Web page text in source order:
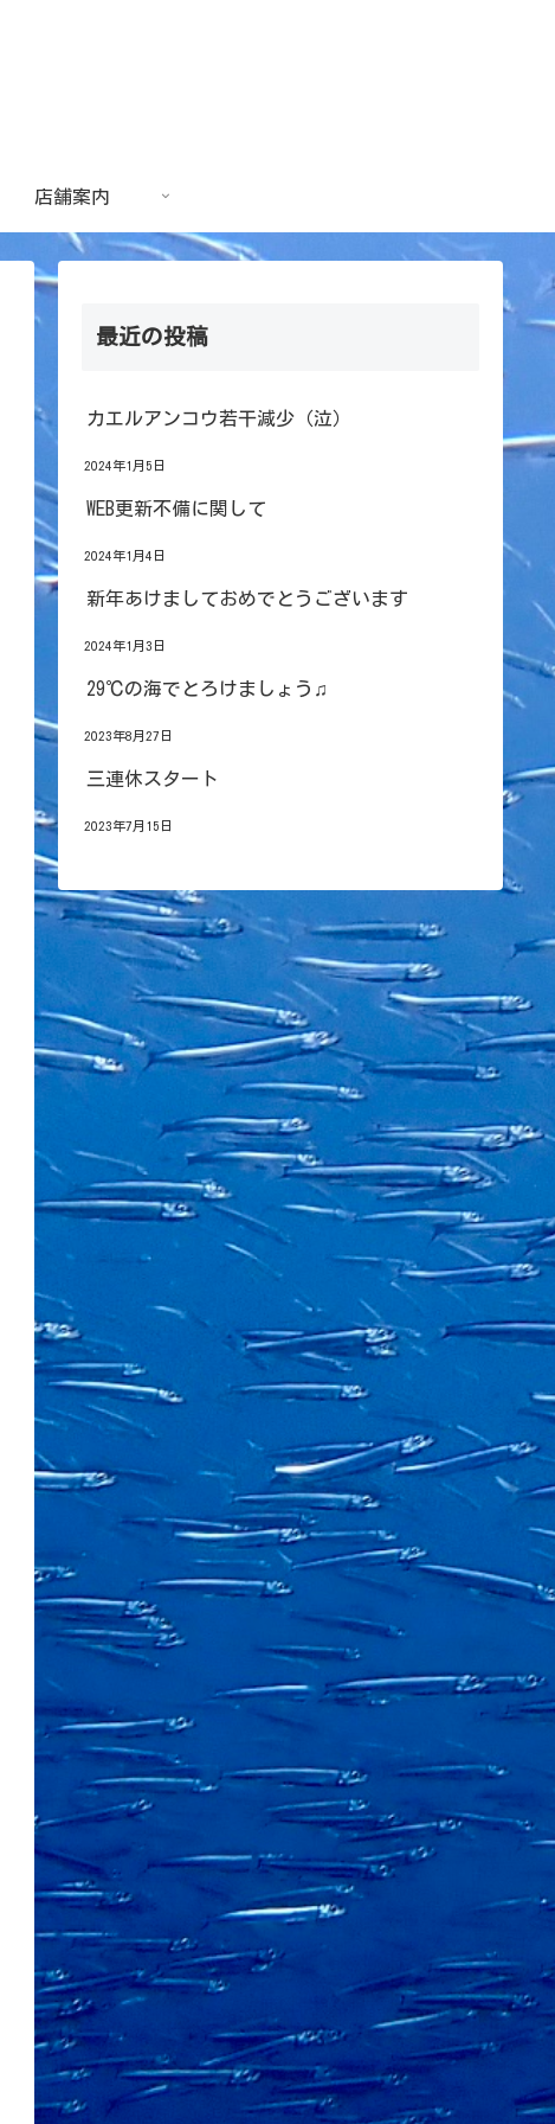
店舗案内
最近の投稿
カエルアンコウ若干減少（泣）
2024年1月5日
WEB更新不備に関して
2024年1月4日
新年あけましておめでとうございます
2024年1月3日
29℃の海でとろけましょう♫
2023年8月27日
三連休スタート
2023年7月15日